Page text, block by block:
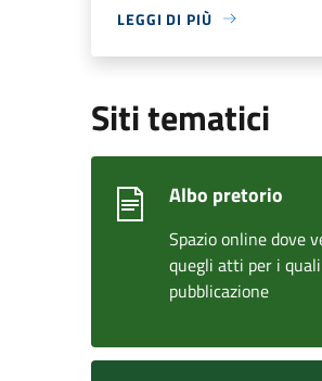
LEGGI DI PIÙ
Siti tematici
Albo pretorio
Spazio online dove
quegli atti per i
pubblicazione